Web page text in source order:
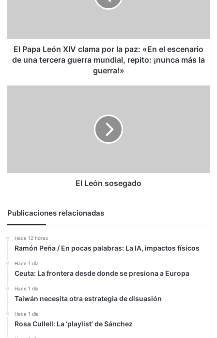
«En
escenario
tercera
El Papa León XIV clama por la paz: «En el escenario
de una tercera guerra mundial, repito: ¡nunca más la
guerra!»
El León sosegado
Publicaciones relacionadas
Hace 12 horas
Ramón Peña / En pocas palabras: La IA, impactos físicos
Hace 1 día
Ceuta: La frontera desde donde se presiona a Europa
Hace 1 día
Taiwán necesita otra estrategia de disuasión
Hace 1 día
Rosa Cullell: La ‘playlist’ de Sánchez